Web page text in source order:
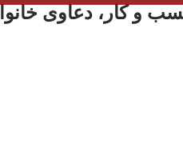
و کار، دعاوی